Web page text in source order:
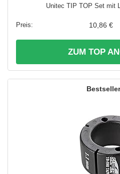
Unitec TIP TOP Set mit
10,86 €
ZUM TOP